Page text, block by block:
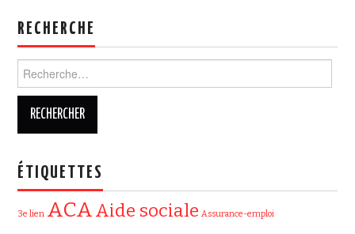
RECHERCHE
ÉTIQUETTES
3e lien ACAAide sociale Assurance-emploi